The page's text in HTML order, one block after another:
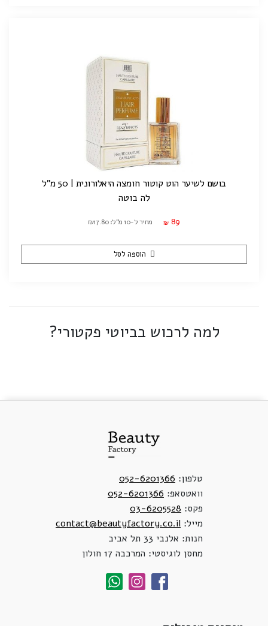
בושם לשיער הוט קוטור חומצה היאלורונית | 50 מ"ל
לה בוטה
₪ 89 מחיר ל-10 מ"ל: ₪17.80
הוספה לסל
למה לרכוש בביוטי פקטורי?
טלפון: 052-6201366
וואטסאפ: 052-6201366
פקס: 03-6205528
מייל: contact@beautyfactory.co.il
חנות: אלנבי 33 תל אביב
מחסן לוגיסטי: המרכבה 17 חולון